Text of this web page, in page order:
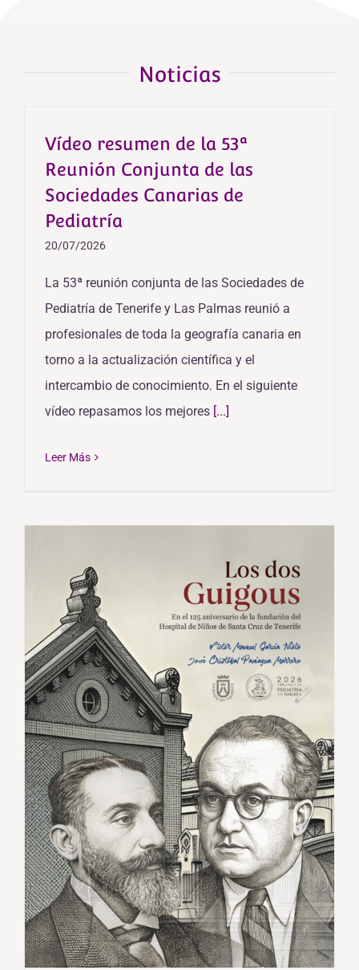
Noticias
Vídeo resumen de la 53ª
Reunión Conjunta de las
Sociedades Canarias de
Pediatría
20/07/2026
La 53ª reunión conjunta de las Sociedades de
Pediatría de Tenerife y Las Palmas reunió a
profesionales de toda la geografía canaria en
torno a la actualización científica y el
intercambio de conocimiento. En el siguiente
vídeo repasamos los mejores [...]
Leer Más